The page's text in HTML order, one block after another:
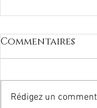
Commentaires
Rédigez un